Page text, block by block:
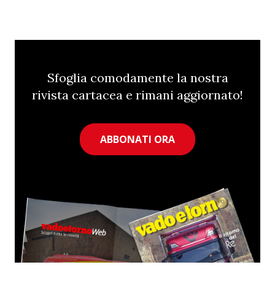
Sfoglia comodamente la nostra
rivista cartacea e rimani aggiornato!
ABBONATI ORA